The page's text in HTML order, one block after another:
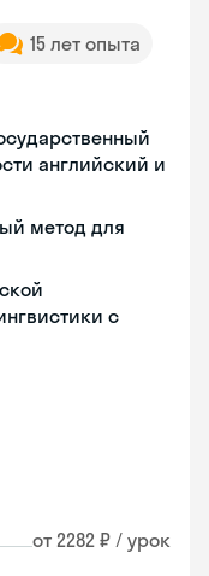
15 лет опыта
английский и
метод для
с
от 2282 ₽ / урок